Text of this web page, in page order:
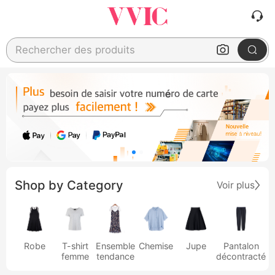
Rechercher des produits
Shop by Category Voir plus
Robe
T-shirt
femme
Ensemble
tendance
Chemise Jupe
Pantalon
décontracté